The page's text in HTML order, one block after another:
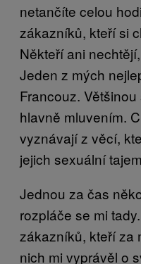
netančíte celou
zákazníků, kteří si
Někteří ani
Jeden z mých
Francouz.
hlavně mluvením.
vyznávají z věcí,
jejich sexuální
Jednou za čas
rozpláče se mi
zákazníků, kteří za
nich mi vyprávěl o